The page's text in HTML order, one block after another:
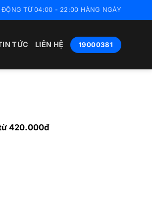
ĐỘNG TỪ 04:00 - 22:00 HÀNG NGÀY
TỨC LIÊN HỆ 19000381
từ 420.000đ